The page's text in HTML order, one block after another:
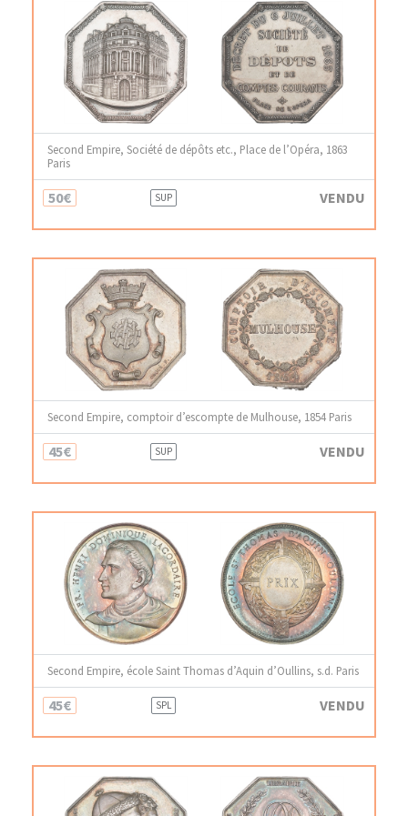
Second Empire, Société de dépôts etc., Place de l’Opéra, 1863
Paris
50€ SUP VENDU
Second Empire, comptoir d’escompte de Mulhouse, 1854 Paris
45€ SUP VENDU
Second Empire, école Saint Thomas d’Aquin d’Oullins, s.d. Paris
45€ SPL VENDU